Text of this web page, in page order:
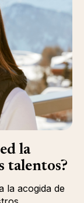
la
talentos?
la acogida de